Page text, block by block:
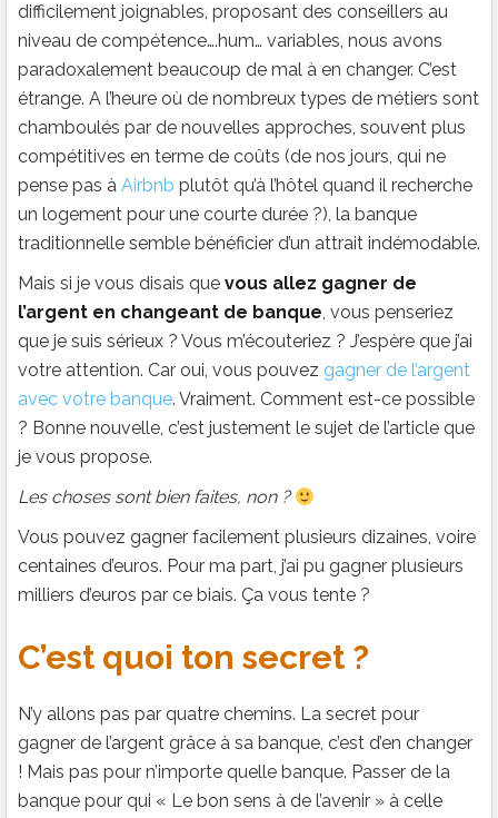
difficilement joignables, proposant des conseillers au
niveau de compétence….hum… variables, nous avons
paradoxalement beaucoup de mal à en changer. C’est
étrange. A l’heure où de nombreux types de métiers sont
chamboulés par de nouvelles approches, souvent plus
compétitives en terme de coûts (de nos jours, qui ne
pense pas à Airbnb plutôt qu’à l’hôtel quand il recherche
un logement pour une courte durée ?), la banque
traditionnelle semble bénéficier d’un attrait indémodable.
Mais si je vous disais que vous allez gagner de
l’argent en changeant de banque, vous penseriez
que je suis sérieux ? Vous m’écouteriez ? J’espère que j’ai
votre attention. Car oui, vous pouvez gagner de l’argent
avec votre banque. Vraiment. Comment est-ce possible
? Bonne nouvelle, c’est justement le sujet de l’article que
je vous propose.
Les choses sont bien faites, non ?
Vous pouvez gagner facilement plusieurs dizaines, voire
centaines d’euros. Pour ma part, j’ai pu gagner plusieurs
milliers d’euros par ce biais. Ça vous tente ?
C’est quoi ton secret ?
N’y allons pas par quatre chemins. La secret pour
gagner de l’argent grâce à sa banque, c’est d’en changer
! Mais pas pour n’importe quelle banque. Passer de la
banque pour qui « Le bon sens à de l’avenir » à celle